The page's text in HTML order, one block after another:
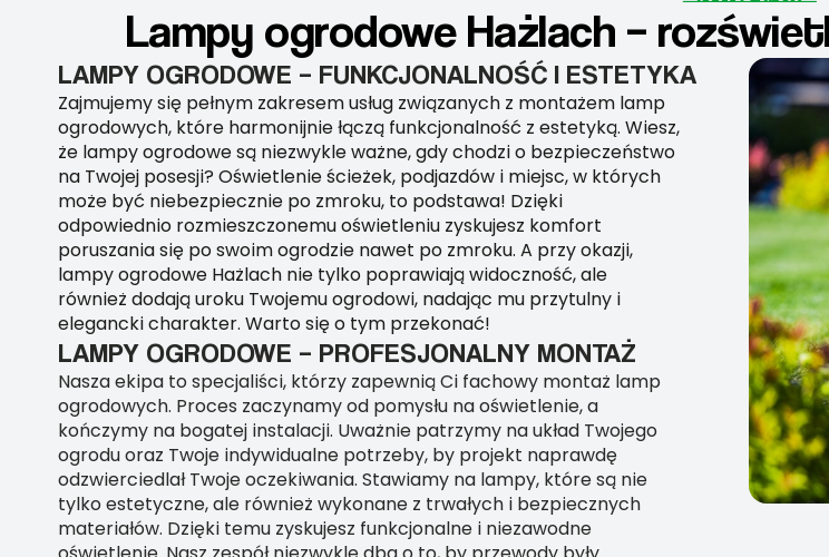
Lampy ogrodowe Hażlach –
LAMPY OGRODOWE – FUNKCJONALNOŚĆ I ESTETYKA
Zajmujemy się pełnym zakresem usług związanych z montażem lamp
ogrodowych, które harmonijnie łączą funkcjonalność z estetyką. Wiesz,
że lampy ogrodowe są niezwykle ważne, gdy chodzi o bezpieczeństwo
na Twojej posesji? Oświetlenie ścieżek, podjazdów i miejsc, w których
może być niebezpiecznie po zmroku, to podstawa! Dzięki
odpowiednio rozmieszczonemu oświetleniu zyskujesz komfort
poruszania się po swoim ogrodzie nawet po zmroku. A przy okazji,
lampy ogrodowe Hażlach nie tylko poprawiają widoczność, ale
również dodają uroku Twojemu ogrodowi, nadając mu przytulny i
elegancki charakter. Warto się o tym przekonać!
LAMPY OGRODOWE – PROFESJONALNY MONTAŻ
Nasza ekipa to specjaliści, którzy zapewnią Ci fachowy montaż lamp
ogrodowych. Proces zaczynamy od pomysłu na oświetlenie, a
kończymy na bogatej instalacji. Uważnie patrzymy na układ Twojego
ogrodu oraz Twoje indywidualne potrzeby, by projekt naprawdę
odzwierciedlał Twoje oczekiwania. Stawiamy na lampy, które są nie
tylko estetyczne, ale również wykonane z trwałych i bezpiecznych
materiałów. Dzięki temu zyskujesz funkcjonalne i niezawodne